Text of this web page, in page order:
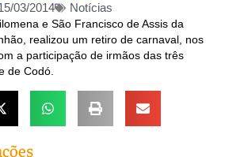
03/2014 Notícias
e São Francisco de Assis da
realizou um retiro de carnaval, nos
a participação de irmãos das três
de Codó.